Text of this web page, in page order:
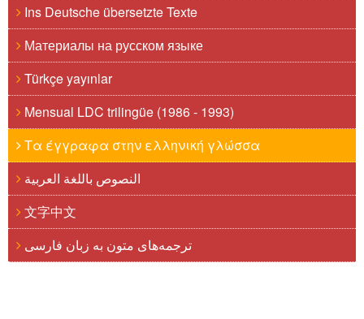
Ins Deutsche übersetzte Texte
Материалы на русском языке
Türkçe yayınlar
Mensual LDC trilingüe (1986 - 1993)
Τα έγγραφα στην ελληνική γλώσσα
النصوص باللغة العربية
文字中文
ترجمه‌های متون به زبان فارسی